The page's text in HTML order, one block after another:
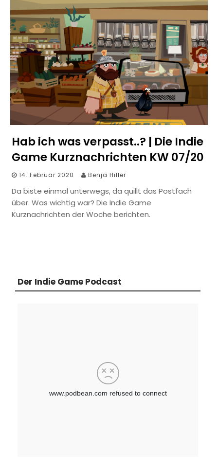
Hab ich was verpasst..? | Die Indie
Game Kurznachrichten KW 07/20
14. Februar 2020 Benja Hiller
Da biste einmal unterwegs, da quillt das Postfach
über. Was wichtig war? Die Indie Game
Kurznachrichten der Woche berichten.
Der Indie Game Podcast